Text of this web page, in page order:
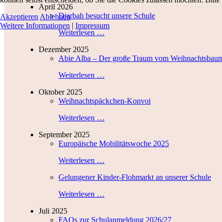
April 2026
Djarbah besucht unsere Schule
Weiterlesen …
Dezember 2025
Abie Alba – Der große Traum vom
Weiterlesen …
Oktober 2025
Weihnachtspäckchen-Konvoi
Weiterlesen …
September 2025
Europäische Mobilitätswoche 2025
Weiterlesen …
Gelungener Kinder-Flohmarkt an unserer Schule
Weiterlesen …
Juli 2025
FAQs zur Schulanmeldung 2026/27
Akzeptieren Ablehnen
Weitere Informationen | Impressum